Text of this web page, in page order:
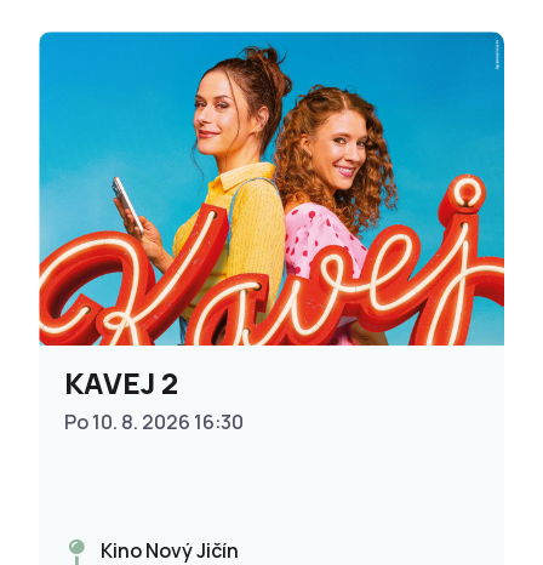
KAVEJ 2
Po 10. 8. 2026 16:30
Kino Nový Jičín